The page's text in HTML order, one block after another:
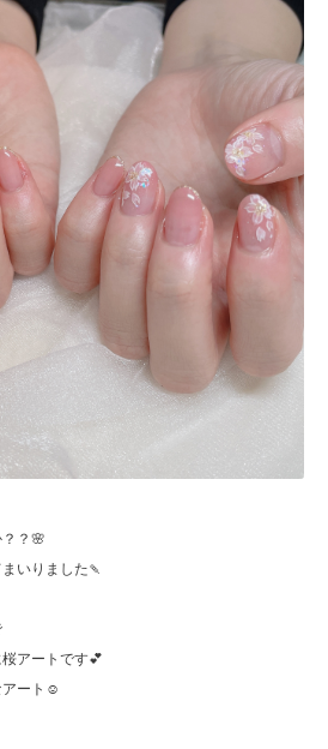
？🌸
いりました🍡
アートです💕
アート☺️